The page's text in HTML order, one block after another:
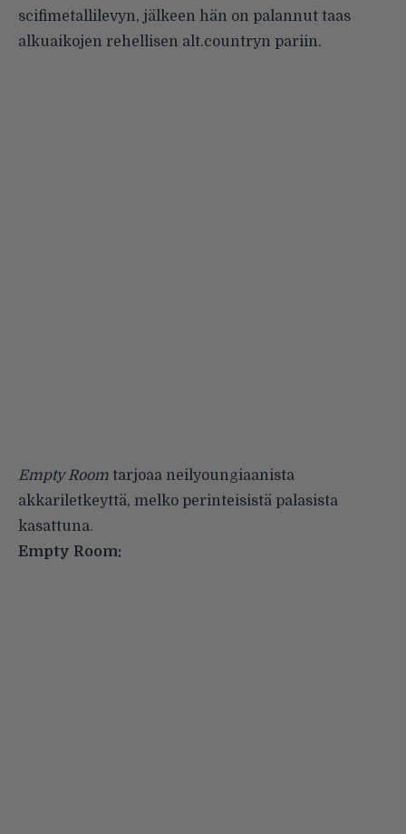
scifimetallilevyn, jälkeen hän on palannut taas
alkuaikojen rehellisen alt.countryn pariin.
Empty Room tarjoaa neilyoungiaanista
akkariletkeyttä, melko perinteisistä palasista
kasattuna.
Empty Room: